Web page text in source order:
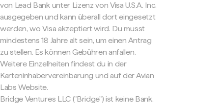
von Lead Bank unter Lizenz von Visa U.S.A. Inc.
ausgegeben und kann überall dort eingesetzt
werden, wo Visa akzeptiert wird. Du musst
mindestens 18 Jahre alt sein, um einen Antrag
zu stellen. Es können Gebühren anfallen.
Weitere Einzelheiten findest du in der
Karteninhabervereinbarung und auf der Avian
Labs Website.
Bridge Ventures LLC ("Bridge") ist keine Bank.